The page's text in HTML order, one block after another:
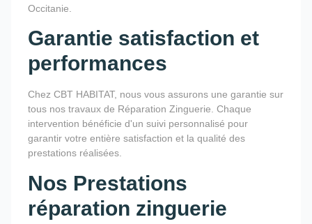
Occitanie.
Garantie satisfaction et
performances
Chez CBT HABITAT, nous vous assurons une garantie sur
tous nos travaux de Réparation Zinguerie. Chaque
intervention bénéficie d'un suivi personnalisé pour
garantir votre entière satisfaction et la qualité des
prestations réalisées.
Nos Prestations
réparation zinguerie